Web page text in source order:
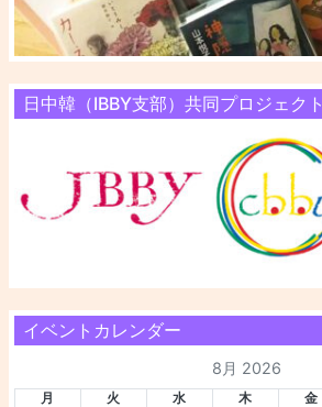
日中韓（IBBY支部）共同プロジェクト
イベントカレンダー
8月 2026
月 火 水 木 金